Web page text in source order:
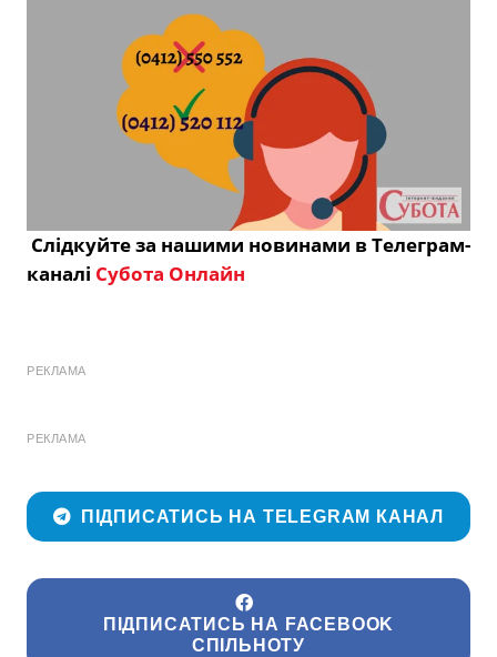
Слідкуйте за нашими новинами в Телеграм-
каналі Субота Онлайн
РЕКЛАМА
РЕКЛАМА
ПІДПИСАТИСЬ НА TELEGRAM КАНАЛ
ПІДПИСАТИСЬ НА FACEBOOK
СПІЛЬНОТУ